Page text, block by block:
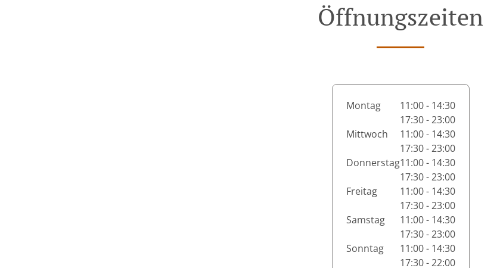
Öffnungszeiten
Montag
11:00 - 14:30
17:30 - 23:00
Mittwoch
11:00 - 14:30
17:30 - 23:00
Donnerstag11:00 - 14:30
17:30 - 23:00
Freitag
11:00 - 14:30
17:30 - 23:00
Samstag
11:00 - 14:30
17:30 - 23:00
Sonntag
11:00 - 14:30
17:30 - 22:00